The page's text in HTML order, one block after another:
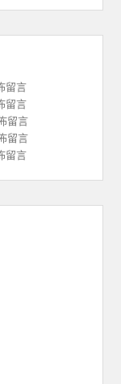
留言
留言
留言
留言
留言